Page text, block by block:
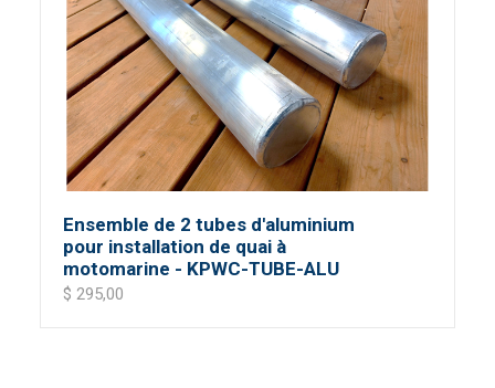
Ensemble de 2 tubes d'aluminium
pour installation de quai à
motomarine - KPWC-TUBE-ALU
$ 295,00